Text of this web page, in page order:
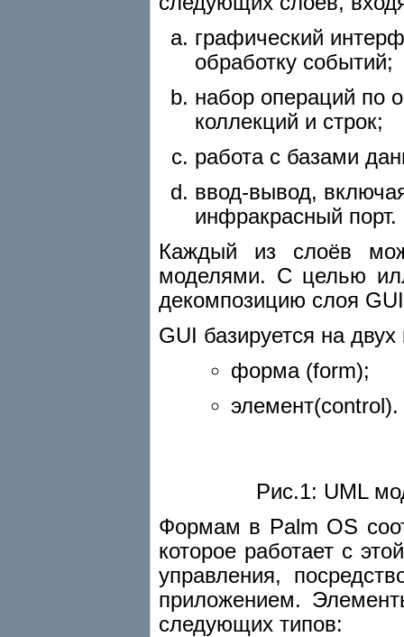
графический
обработку событий;
набор операций по
коллекций и строк;
работа с базами
ввод-вывод,
инфракрасный порт.
Каждый из слоёв
моделями. С целью
декомпозицию слоя
GUI базируется на
форма (form);
элемент(control).
Рис.1: UML
Формам в Palm OS
которое работает с
управления,
приложением.
следующих типов: